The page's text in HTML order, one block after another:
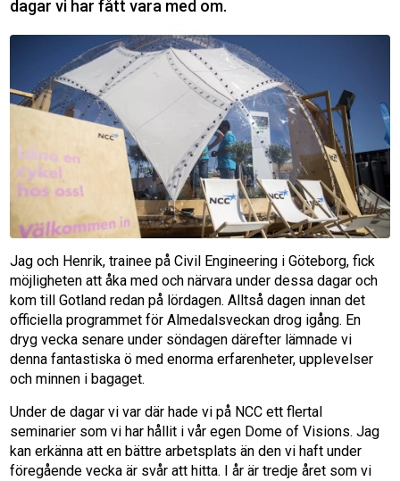
dagar vi har fått vara med om.
Jag och Henrik, trainee på Civil Engineering i Göteborg, fick
möjligheten att åka med och närvara under dessa dagar och
kom till Gotland redan på lördagen. Alltså dagen innan det
officiella programmet för Almedalsveckan drog igång. En
dryg vecka senare under söndagen därefter lämnade vi
denna fantastiska ö med enorma erfarenheter, upplevelser
och minnen i bagaget.
Under de dagar vi var där hade vi på NCC ett flertal
seminarier som vi har hållit i vår egen Dome of Visions. Jag
kan erkänna att en bättre arbetsplats än den vi haft under
föregående vecka är svår att hitta. I år är tredje året som vi